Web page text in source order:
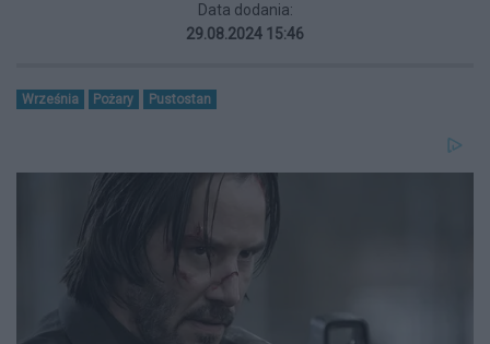
Data dodania:
29.08.2024 15:46
Września Pożary Pustostan